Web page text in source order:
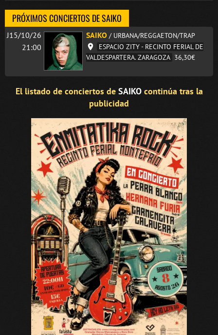
PRÓXIMOS CONCIERTOS DE SAIKO
J15/10/26
21:00
SAIKO / URBANA/REGGAETON/TRAP
ESPACIO ZITY - RECINTO FERIAL DE
VALDESPARTERA. ZARAGOZA 36,30€
El listado de conciertos de SAIKOcontinúa tras la
publicidad